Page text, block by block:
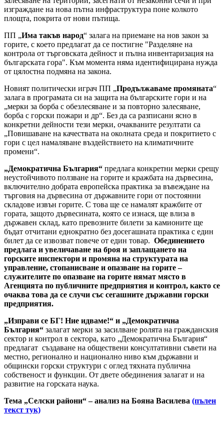
изграждане на нова пътна инфраструктура поне колкото
площта, покрита от нови пътища.
ПП „Има такъв народ“ залага на приемане на нов закон за
горите, с което предлагат да се постигне "Разделяне на
контрола от търговската дейност и пълна инвентаризация на
българската гора". Към момента няма идентифицирана нужда
от цялостна подмяна на закона.
Новият политически играч ПП „Продължаваме промяната“
залага в програмата си на защита на българските гори и на
„мерки за борба с обезлесяване и за повторно залесяване,
борба с горски пожари и др“. Без да са разписани ясно в
конкретни дейности тези мерки, очакваните резултати са
„Повишаване на качествата на околната среда и покритието с
гори с цел намаляване въздействието на климатичните
промени“.
„Демократична България“ предлага конкретни мерки срещу
неустойчивото ползване на горите и кражбата на дървесина,
включително добрата европейска практика за въвеждане на
търговия на дървесина от държавните гори от постоянни
складове извън горите. С това ще се намалят кражбите от
гората, защото дървесината, която се изнася, ще влиза в
държавен склад, като превозните билети за камионите ще
бъдат отчитани еднократно без досегашната практика с един
билет да се извозват повече от един товар. Обединението
предлага и увеличаване на броя и заплащането на
горските инспектори и промяна на структурата на
управление, стопанисване и опазване на горите –
служителите по опазване на горите нямат място в
Агенцията по публичните предприятия и контрол, както се
очаква това да се случи със сегашните държавни горски
предприятия.
„Изправи се БГ! Ние идваме!“ и „Демократична
България“ залагат мерки за засилване ролята на гражданския
сектор и контрол в сектора, като „Демократична България“
предлагат създаване на обществени консултативни съвети на
местно, регионално и национално ниво към държавни и
общински горски структури с оглед тяхната публична
собственост и функции. От двете обединения залагат и на
развитие на горската наука.
Тема „Селски райони“ – анализ на Бояна Василева (пълен
текст тук)